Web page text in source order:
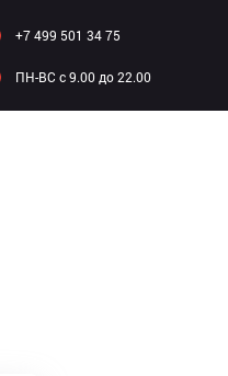
+7 499 501 34 75
ПН-ВC c 9.00 до 22.00